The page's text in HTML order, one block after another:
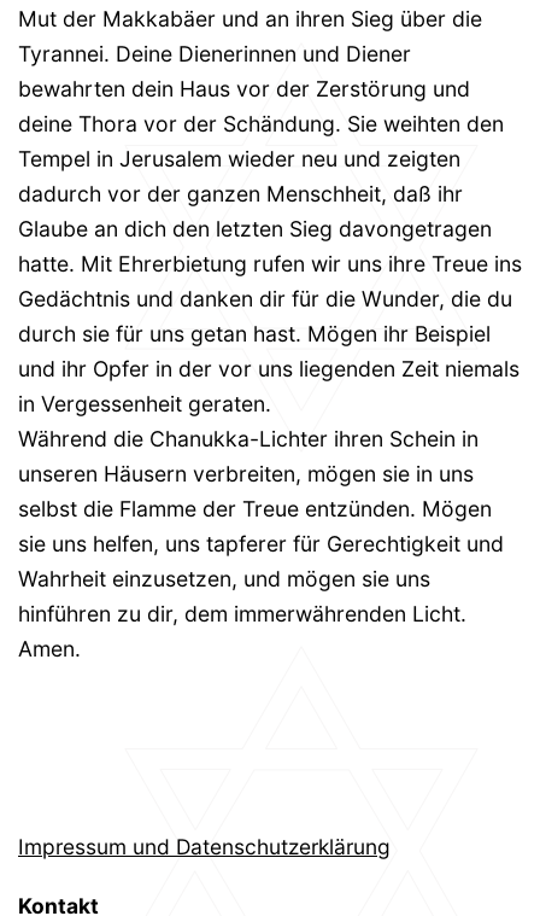
Mut der Makkabäer und an ihren Sieg über die
Tyrannei. Deine Dienerinnen und Diener
bewahrten dein Haus vor der Zerstörung und
deine Thora vor der Schändung. Sie weihten den
Tempel in Jerusalem wieder neu und zeigten
dadurch vor der ganzen Menschheit, daß ihr
Glaube an dich den letzten Sieg davongetragen
hatte. Mit Ehrerbietung rufen wir uns ihre Treue ins
Gedächtnis und danken dir für die Wunder, die du
durch sie für uns getan hast. Mögen ihr Beispiel
und ihr Opfer in der vor uns liegenden Zeit niemals
in Vergessenheit geraten.
Während die Chanukka-Lichter ihren Schein in
unseren Häusern verbreiten, mögen sie in uns
selbst die Flamme der Treue entzünden. Mögen
sie uns helfen, uns tapferer für Gerechtigkeit und
Wahrheit einzusetzen, und mögen sie uns
hinführen zu dir, dem immerwährenden Licht.
Amen.
Impressum und Datenschutzerklärung
Kontakt